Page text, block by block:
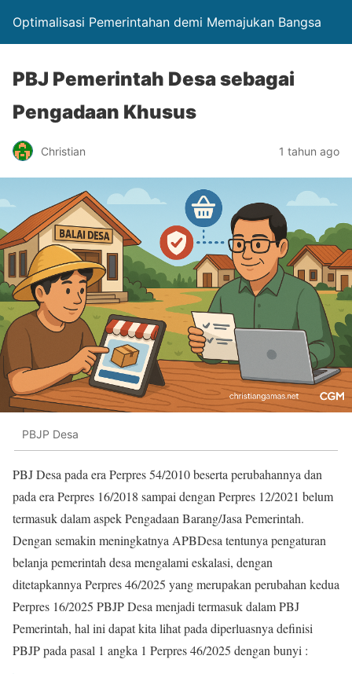
Optimalisasi Pemerintahan demi Memajukan Bangsa
PBJ Pemerintah Desa sebagai
Pengadaan Khusus
Christian 1 tahun ago
PBJP Desa
PBJ Desa pada era Perpres 54/2010 beserta perubahannya dan
pada era Perpres 16/2018 sampai dengan Perpres 12/2021 belum
termasuk dalam aspek Pengadaan Barang/Jasa Pemerintah.
Dengan semakin meningkatnya APBDesa tentunya pengaturan
belanja pemerintah desa mengalami eskalasi, dengan
ditetapkannya Perpres 46/2025 yang merupakan perubahan kedua
Perpres 16/2025 PBJP Desa menjadi termasuk dalam PBJ
Pemerintah, hal ini dapat kita lihat pada diperluasnya definisi
PBJP pada pasal 1 angka 1 Perpres 46/2025 dengan bunyi :